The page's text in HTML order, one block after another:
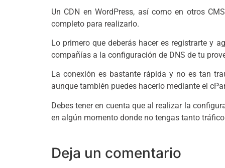
Un CDN en WordPress, así como en otros
completo para realizarlo.
Lo primero que deberás hacer es registrarte y
compañías a la configuración de DNS de tu
La conexión es bastante rápida y no es tan
aunque también puedes hacerlo mediante el
Debes tener en cuenta que al realizar la
en algún momento donde no tengas tanto
Deja un comentario